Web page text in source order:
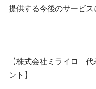
提供する今後のサービス
【株式会社ミライロ
ント】